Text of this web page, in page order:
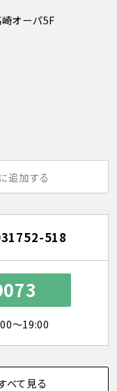
オーパ5F
追加する
518
～19:00
べて見る